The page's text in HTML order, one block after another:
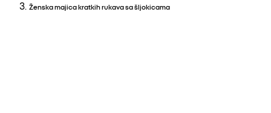
Ženska majica kratkih rukava sa šljokicama